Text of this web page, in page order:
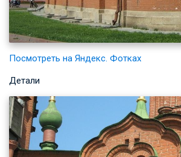
Посмотреть на Яндекс. Фотках
Детали